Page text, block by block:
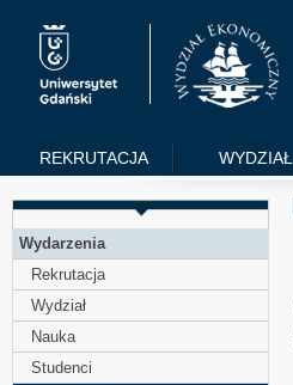
REKRUTACJA WYDZIAŁ
Wydarzenia
Rekrutacja
Wydział
Nauka
Studenci